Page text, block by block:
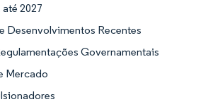
2027
Desenvolvimentos Recentes
Governamentais
Mercado